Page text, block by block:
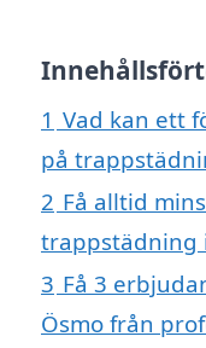
1 Vad kan ett
på
2 Få alltid
trappstädning
3 Få 3
Ösmo från